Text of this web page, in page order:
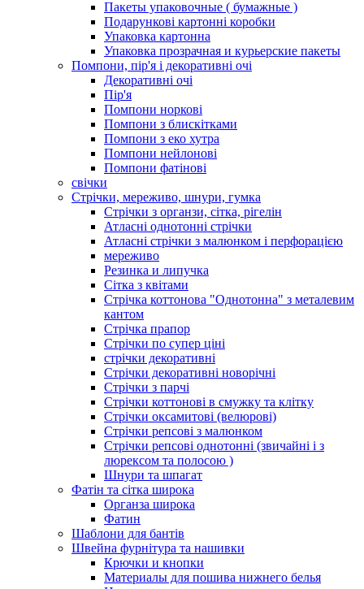
Пакеты упаковочные ( бумажные )
Подарункові картонні коробки
Упаковка картонна
Упаковка прозрачная и курьерские пакеты
Помпони, пір'я і декоративні очі
Декоративні очі
Пір'я
Помпони норкові
Помпони з блискітками
Помпони з еко хутра
Помпони нейлонові
Помпони фатінові
свічки
Стрічки, мереживо, шнури, гумка
Стрічки з органзи, сітка, рігелін
Атласні однотонні стрічки
Атласні стрічки з малюнком і перфорацією
мереживо
Резинка и липучка
Сітка з квітами
Стрічка коттонова "Однотонна" з металевим
кантом
Стрічка прапор
Стрічки по супер ціні
стрічки декоративні
Стрічки декоративні новорічні
Стрічки з парчі
Стрічки коттонові в смужку та клітку
Стрічки оксамитові (велюрові)
Стрічки репсові з малюнком
Стрічки репсові однотонні (звичайні і з
люрексом та полосою )
Шнури та шпагат
Фатін та сітка широка
Органза широка
Фатин
Шаблони для бантів
Швейна фурнітура та нашивки
Крючки и кнопки
Материалы для пошива нижнего белья